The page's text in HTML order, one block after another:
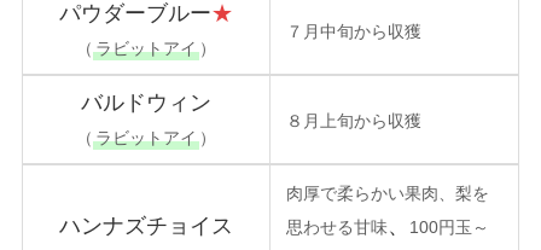
パウダーブルー★
（ ラビットアイ）
７月中旬から収獲
バルドウィン
（ ラビットアイ）
８月上旬から収獲
ハンナズチョイス
肉厚で柔らかい果肉、梨を
思わせる甘味、
100円玉～